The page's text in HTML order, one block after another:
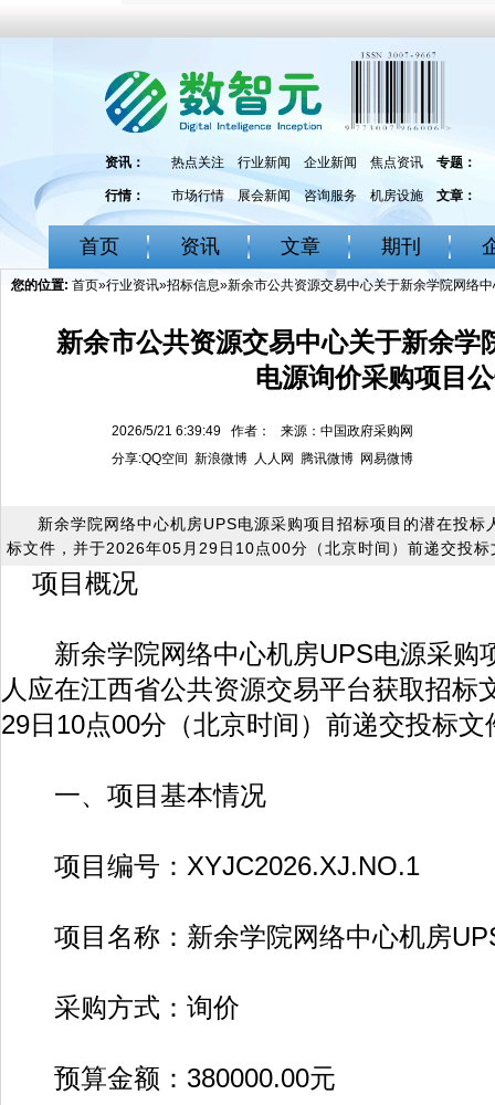
资讯： 热点关注 行业新闻 企业新闻 焦点资讯 专题：
行情： 市场行情 展会新闻 咨询服务 机房设施 文章：
首页 资讯 文章 期刊
您的位置: 首页»行业资讯»招标信息»新余市公共资源交易中心关于新余学院网络
新余市公共资源交易中心关于新余学
电源询价采购项目
2026/5/21 6:39:49 作者： 来源：中国政府采购网
分享:QQ空间 新浪微博 人人网 腾讯微博 网易微博
新余学院网络中心机房UPS电源采购项目招标项目的潜在投
标文件，并于2026年05月29日10点00分（北京时间）前递交投标
项目概况
新余学院网络中心机房UPS电源采购
人应在江西省公共资源交易平台获取招标
29日10点00分（北京时间）前递交投标文
一、项目基本情况
项目编号：XYJC2026.XJ.NO.1
项目名称：新余学院网络中心机房
采购方式：询价
预算金额：380000.00元